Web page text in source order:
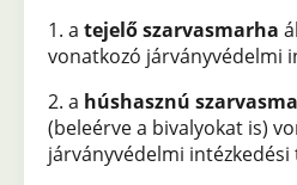
1. a tejelő szarvasmarha
vonatkozó járványvédelmi
2. a húshasznú
(beleérve a bivalyokat is)
járványvédelmi